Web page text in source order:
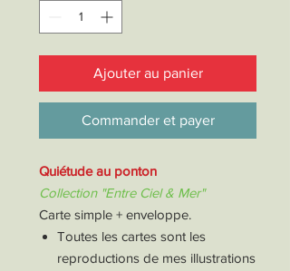
Ajouter au panier
Commander et payer
Quiétude au ponton
Collection "Entre Ciel & Mer"
Carte simple + enveloppe.
Toutes les cartes sont les
reproductions de mes illustrations